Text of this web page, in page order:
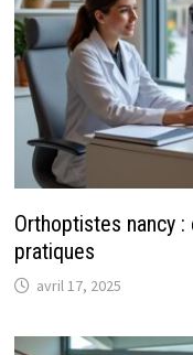
Orthoptistes nancy
pratiques
avril 17, 2025